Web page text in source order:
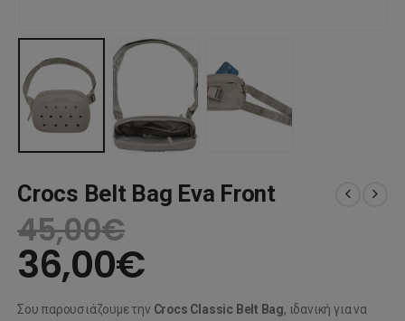
Crocs Belt Bag Eva Front
45,00€
36,00€
Σου παρουσιάζουμε την Crocs Classic Belt Bag, ιδανική για να